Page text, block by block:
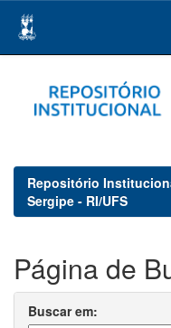
navigation
Repositório
Sergipe - RI/UFS
Página de
Buscar em: